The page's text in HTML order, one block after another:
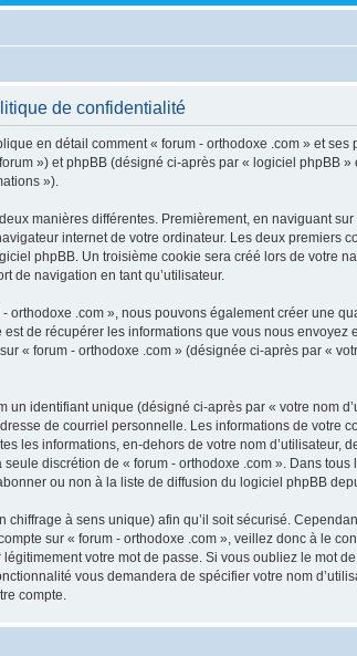
de confidentialité
en détail comment « forum - orthodoxe .com » et
») et phpBB (désigné ci-après par « logiciel phpBB
»).
manières différentes. Premièrement, en naviguant
internet de votre ordinateur. Les deux premiers
phpBB. Un troisième cookie sera créé lors de votre
de navigation en tant qu’utilisateur.
orthodoxe .com », nous pouvons également créer une
est de récupérer les informations que vous nous
« forum - orthodoxe .com » (désignée ci-après par «
un identifiant unique (désigné ci-après par « votre nom
de courriel personnelle. Les informations de votre
les informations, en-dehors de votre nom
discrétion de « forum - orthodoxe .com ». Dans
ou non à la liste de diffusion du logiciel phpBB
chiffrage à sens unique) afin qu’il soit sécurisé.
sur « forum - orthodoxe .com », veillez donc à le
votre mot de passe. Si vous oubliez le mot
vous demandera de spécifier votre nom
compte.